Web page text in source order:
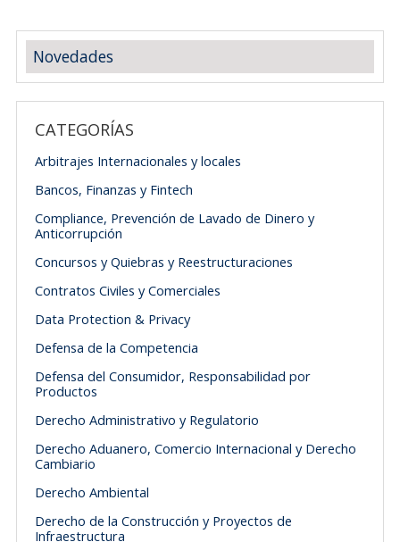
Novedades
CATEGORÍAS
Arbitrajes Internacionales y locales
Bancos, Finanzas y Fintech
Compliance, Prevención de Lavado de Dinero y
Anticorrupción
Concursos y Quiebras y Reestructuraciones
Contratos Civiles y Comerciales
Data Protection & Privacy
Defensa de la Competencia
Defensa del Consumidor, Responsabilidad por
Productos
Derecho Administrativo y Regulatorio
Derecho Aduanero, Comercio Internacional y Derecho
Cambiario
Derecho Ambiental
Derecho de la Construcción y Proyectos de
Infraestructura